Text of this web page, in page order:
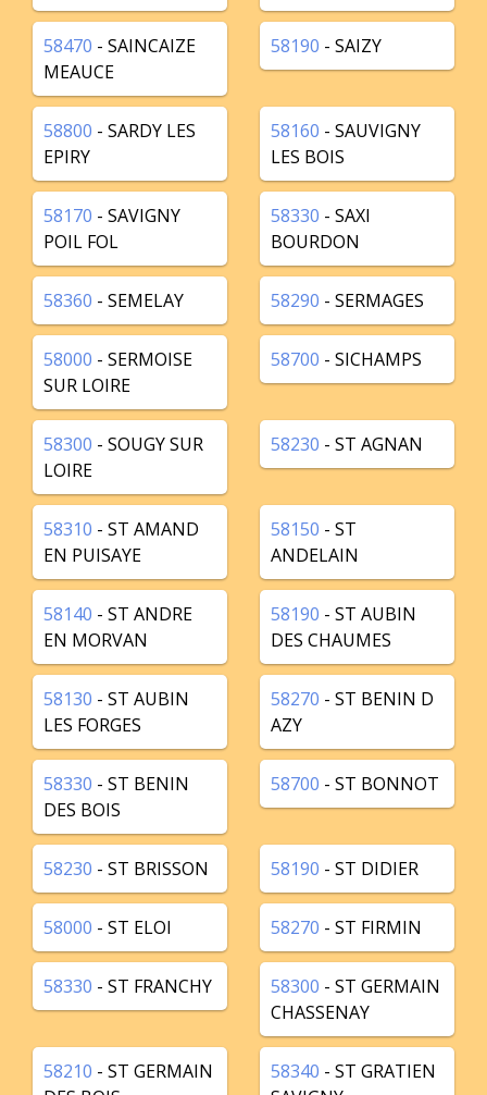
58470 - SAINCAIZE
MEAUCE
58190 - SAIZY
58800 - SARDY LES
EPIRY
58160 - SAUVIGNY
LES BOIS
58170 - SAVIGNY
POIL FOL
58330 - SAXI
BOURDON
58360 - SEMELAY 58290 - SERMAGES
58000 - SERMOISE
SUR LOIRE
58700 - SICHAMPS
58300 - SOUGY SUR
LOIRE
58230 - ST AGNAN
58310 - ST AMAND
EN PUISAYE
58150 - ST
ANDELAIN
58140 - ST ANDRE
EN MORVAN
58190 - ST AUBIN
DES CHAUMES
58130 - ST AUBIN
LES FORGES
58270 - ST BENIN D
AZY
58330 - ST BENIN
DES BOIS
58700 - ST BONNOT
58230 - ST BRISSON 58190 - ST DIDIER
58000 - ST ELOI 58270 - ST FIRMIN
58330 - ST FRANCHY 58300 - ST GERMAIN
CHASSENAY
58210 - ST GERMAIN
58340 - ST GRATIEN